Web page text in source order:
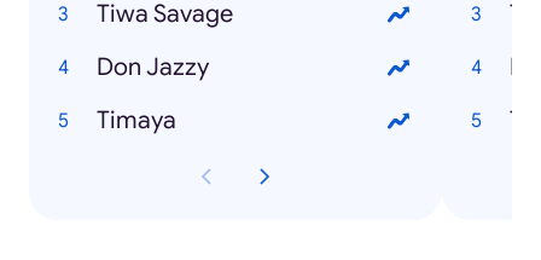
Tiwa Savage
Don Jazzy
Timaya